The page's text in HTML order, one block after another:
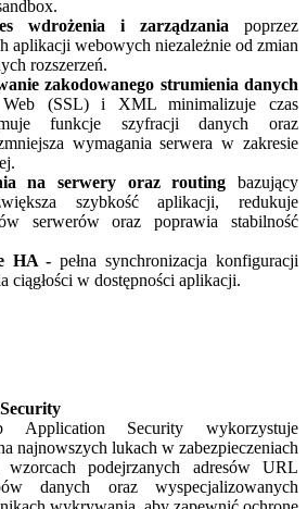
wdrożenia i zarządzania poprzez
aplikacji webowych niezależnie od zmian
rozszerzeń.
zakodowanego strumienia danych
(SSL) i XML minimalizuje czas
funkcje szyfracji danych oraz
wymagania serwera w zakresie
na serwery oraz routing bazujący
szybkość aplikacji, redukuje
serwerów oraz poprawia stabilność
HA -pełna synchronizacja konfiguracji
ciągłości w dostępności aplikacji.
Application Security wykorzystuje
najnowszych lukach w zabezpieczeniach
wzorcach podejrzanych adresów URL
danych oraz wyspecjalizowanych